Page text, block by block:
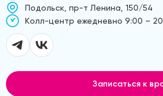
Подольск, пр-т Ленина, 150/54
Kолл-центр ежедневно 9:00 –
Записаться к